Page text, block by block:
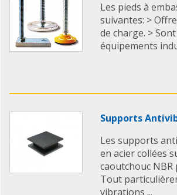
Les pieds à
suivantes: >
de charge. >
équipements
Supports
Les supports
en acier collées
caoutchouc
Tout
vibrations ...